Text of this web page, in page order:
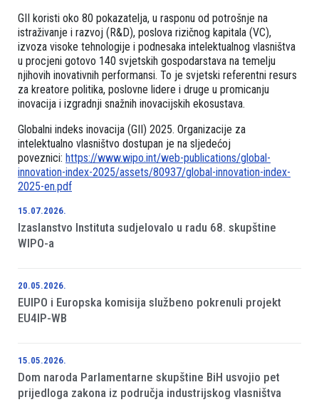
GII koristi oko 80 pokazatelja, u rasponu od potrošnje na
istraživanje i razvoj (R&D), poslova rizičnog kapitala (VC),
izvoza visoke tehnologije i podnesaka intelektualnog vlasništva
u procjeni gotovo 140 svjetskih gospodarstava na temelju
njihovih inovativnih performansi. To je svjetski referentni resurs
za kreatore politika, poslovne lidere i druge u promicanju
inovacija i izgradnji snažnih inovacijskih ekosustava.
Globalni indeks inovacija (GII) 2025. Organizacije za
intelektualno vlasništvo dostupan je na sljedećoj
poveznici: https://www.wipo.int/web-publications/global-
innovation-index-2025/assets/80937/global-innovation-index-
2025-en.pdf
15.07.2026.
Izaslanstvo Instituta sudjelovalo u radu 68. skupštine
WIPO-a
20.05.2026.
EUIPO i Europska komisija službeno pokrenuli projekt
EU4IP-WB
15.05.2026.
Dom naroda Parlamentarne skupštine BiH usvojio pet
prijedloga zakona iz područja industrijskog vlasništva